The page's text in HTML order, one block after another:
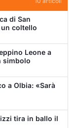
rispondono
non serva a
D-Marin
un anno senza
ai delinquenti
una donna in